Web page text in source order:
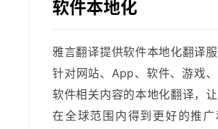
软件本地化
雅言翻译提供软件本地化翻译
针对网站、App、软件、游戏
软件相关内容的本地化翻译，
在全球范围内得到更好的推